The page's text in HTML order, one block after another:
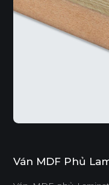
Ván MDF Phủ